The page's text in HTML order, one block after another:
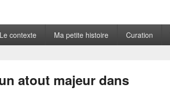
Le contexte Ma petite histoire Curation
atout majeur dans